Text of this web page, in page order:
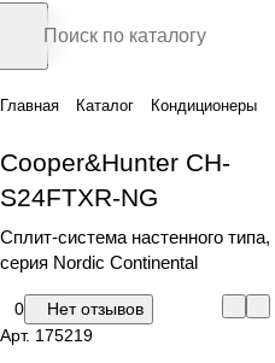
Главная Каталог Кондиционеры
Cooper&Hunter CH-
S24FTXR-NG
Сплит-система настенного типа,
серия Nordic Continental
0
Нет отзывов
Арт. 175219